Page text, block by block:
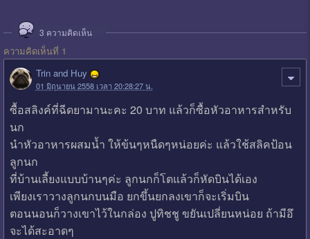
3 ความคิดเห็น
ความคิดเห็นที่ 1
Trin and Huy
01 มิถุนายน 2558 เวลา 20:28:27 น.
ซื้อสลิงค์ที่ฉีดยามานะคะ 20 บาท แล้วก็ซื้อหัวอาหารสำหรับ
นก
นำหัวอาหารผสมน้ำ ให้ข้นๆหนืดๆหน่อยค่ะ แล้วใช้สลิคป้อน
ลูกนก
ที่บ้านเลี้ยงแบบบ้านๆค่ะ ลูกนกก็โตแล้วก็หัดบินได้เอง
เพียงเราวางลูกนกบนมือ ยกขึ้นยกลงเขาก็จะเริ่มบิน
ตอนนอนก็วางเขาไว้ในกล่อง ปูทิชชู ขยันเปลี่ยนหน่อย ถ้ามีอึ
จะได้สะอาดๆ